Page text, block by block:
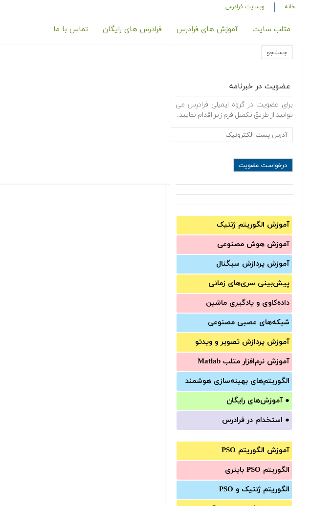
خانه وبسایت فرادرس
متلب سایت آموزش های فرادرس فرادرس های رایگان تماس با ما
عضویت در خبرنامه
برای عضویت در گروه ایمیلی فرادرس می
توانید از طریق تکمیل فرم زیر اقدام نمایید.
آموزش الگوریتم ژنتیک
آموزش‌ هوش مصنوعی
آموزش‌ پردازش سیگنال
پیش‌‌بینی سری‌‌های زمانی
داده‌کاوی و یادگیری ماشین
شبکه‌های عصبی مصنوعی
آموزش‌ پردازش تصویر و ویدئو
آموزش‌ نرم‌افزار متلب Matlab
الگوریتم‌های بهینه‌سازی هوشمند
● آموزش‌های رایگان
● استخدام در فرادرس
آموزش الگوریتم PSO
الگوریتم PSO باینری
الگوریتم ژنتیک و PSO